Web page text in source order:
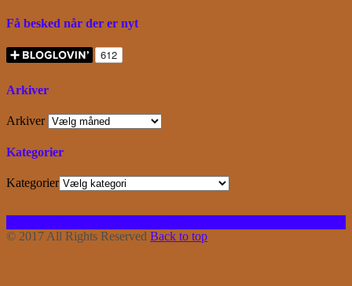
Få besked når der er nyt
Arkiver
Arkiver
Kategorier
Kategorier
© 2017 All Rights Reserved Back to top